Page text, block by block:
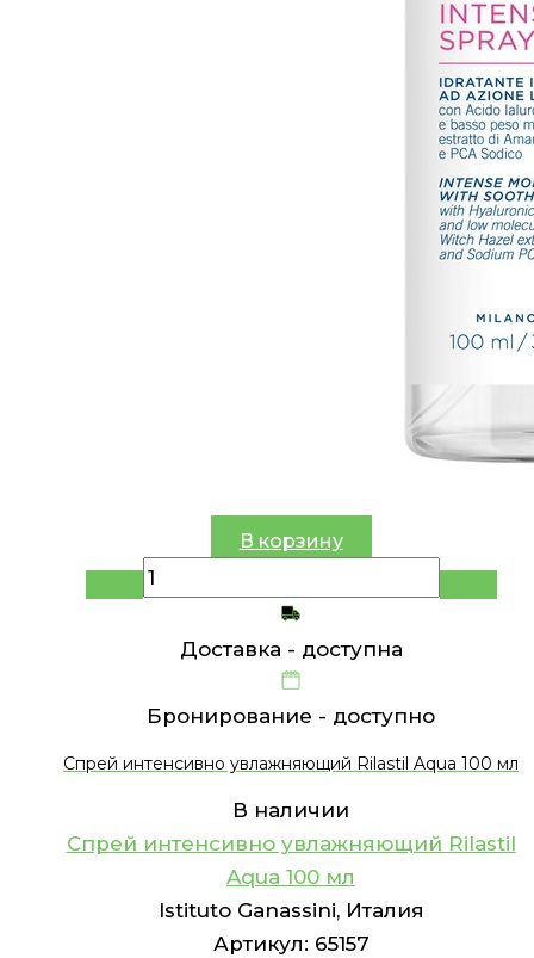
В корзину
Доставка - доступна
Бронирование - доступно
Спрей интенсивно увлажняющий Rilastil Aqua 100 мл
В наличии
Спрей интенсивно увлажняющий Rilastil
Aqua 100 мл
Istituto Ganassini, Италия
Артикул: 65157